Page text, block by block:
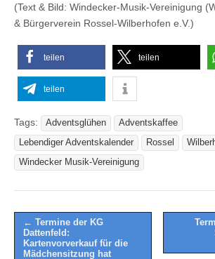
(Text & Bild: Windecker-Musik-Vereinigung
& Bürgerverein Rossel-Wilberhofen e.V.)
teilen teilen
teilen
Tags: Adventsglühen
Adventskaffee
Lebendiger Adventskalender
Rossel
Windecker Musik-Vereinigung
Post
navigation
← Termine der KG
Dattenfeld:
Kartenvorverkauf für die
Mädchensitzung hat